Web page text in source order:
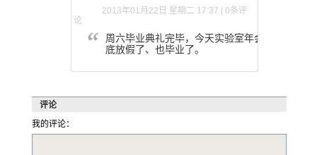
2013年01月22日 星期二 17:37 | 0条评
论
周六毕业典礼完毕，今天实验室年会也结束了
底放假了、 也毕业了。
评论
我的评论：